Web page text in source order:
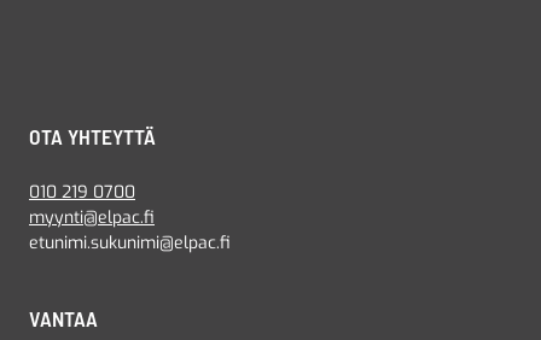
OTA YHTEYTTÄ
010 219 0700
myynti@elpac.fi
etunimi.sukunimi@elpac.fi
VANTAA